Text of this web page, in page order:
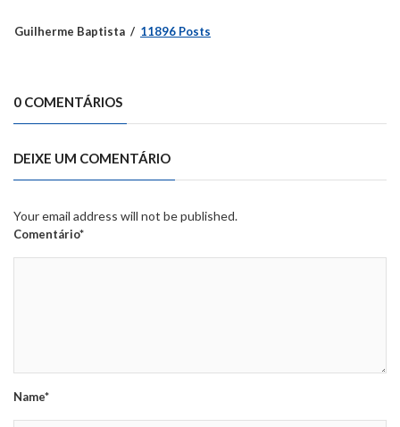
Guilherme Baptista 11896 Posts
0 COMENTÁRIOS
DEIXE UM COMENTÁRIO
Your email address will not be published.
Comentário*
Name*